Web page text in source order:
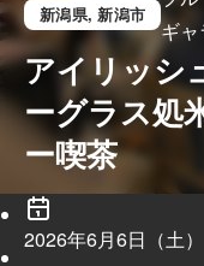
新潟県, 新潟市
ギ
アイリッシ
ーグラス処
ー喫茶
2026年6月6日（土）